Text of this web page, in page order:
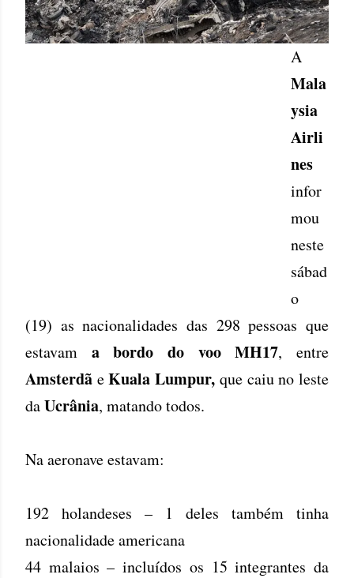
A
Mala
ysia
Airli
nes
infor
mou
neste
sábad
o
(19) as nacionalidades das 298 pessoas que
estavam a bordo do voo MH17, entre
Amsterdã eKuala Lumpur, que caiu no leste
daUcrânia, matando todos.
Na aeronave estavam:
192 holandeses – 1 deles também tinha
nacionalidade americana
44 malaios – incluídos os 15 integrantes da